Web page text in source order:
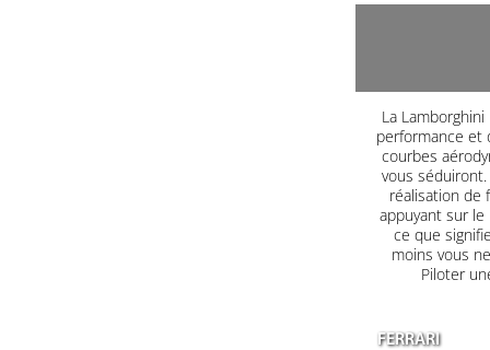
La
performance et
courbes
vous
réalisation de
appuyant sur le
ce que
moins vous
Piloter
FERRARI